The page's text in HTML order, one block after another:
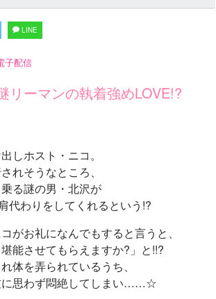
LINE
子配信
リーマンの執着強めLOVE!?
しホスト・ニコ。
れそうなところ、
る謎の男・北沢が
代わりをしてくれるという!?
がお礼になんでもすると言うと、
能させてもらえますか?」と!!?
体を弄られているうち、
に思わず悶絶してしまい……☆